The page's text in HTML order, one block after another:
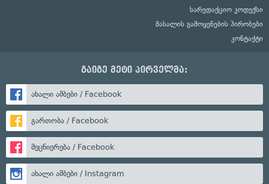
სარედაქციო კოდექსი
მასალის გამოყენების პირობები
კონტაქტი
გაიგე მეტი პირველმა:
ახალი ამბები / Facebook
გართობა / Facebook
მეცნიერება / Facebook
ახალი ამბები / Instagram